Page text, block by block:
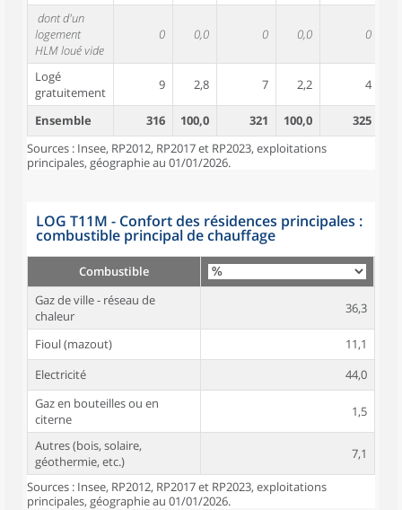
dont d'un
logement
HLM loué vide
0 0,0 0 0,0 0
Logé
gratuitement
9 2,8 7 2,2 4
Ensemble 316 100,0 321 100,0 325
Sources : Insee, RP2012, RP2017 et RP2023, exploitations
principales, géographie au 01/01/2026.
LOG T11M - Confort des résidences principales :
combustible principal de chauffage
Combustible
Gaz de ville - réseau de
chaleur
36,3
Fioul (mazout)
11,1
Electricité
44,0
Gaz en bouteilles ou en
citerne
1,5
Autres (bois, solaire,
géothermie, etc.)
7,1
Sources : Insee, RP2012, RP2017 et RP2023, exploitations
principales, géographie au 01/01/2026.